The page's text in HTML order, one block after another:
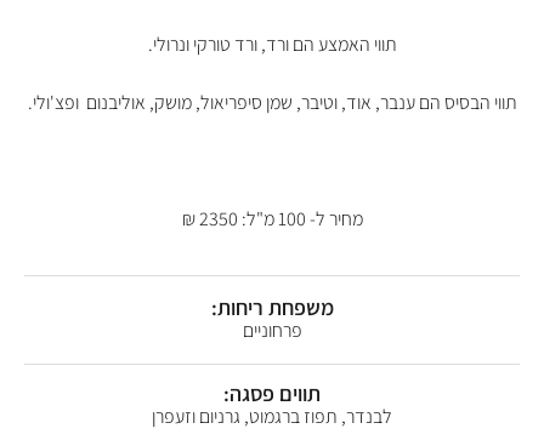
תווי האמצע הם ורד, ורד טורקי ונרולי.
תווי הבסיס הם ענבר, אוד, וטיבר, שמן סיפריאול, מושק, אוליבנום ופצ'ולי.
מחיר ל- 100 מ"ל: 2350 ₪
משפחת ריחות:
פרחוניים
תווים פסגה:
לבנדר, תפוז ברגמוט, גרניום וזעפרן